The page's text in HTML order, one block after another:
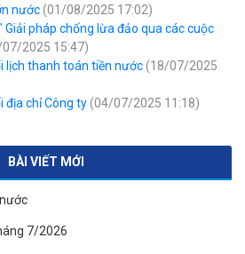
nước(01/08/2025 17:02)
Giải pháp chống lừa đảo qua các cuộc
2025 15:47)
lịch thanh toán tiền nước(18/07/2025
địa chỉ Công ty(04/07/2025 11:18)
BÀI VIẾT MỚI
7/2026